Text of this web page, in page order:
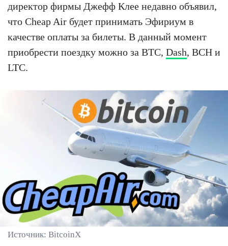
директор фирмы Джефф Клее недавно объявил,
что Cheap Air будет принимать Эфириум в
качестве оплаты за билеты. В данный момент
приобрести поездку можно за BTC, Dash, BCH и
LTC.
Источник: BitcoinX